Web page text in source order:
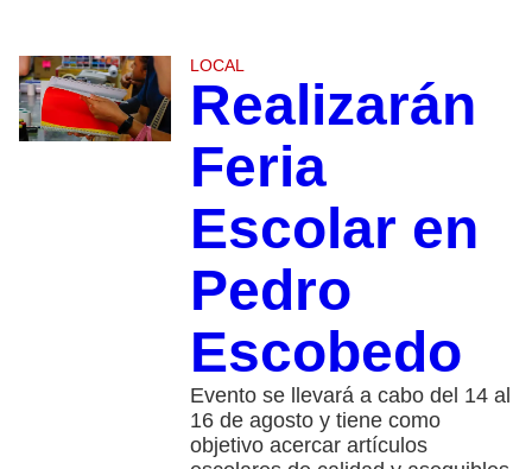
LOCAL
Realizarán
Feria
Escolar en
Pedro
Escobedo
Evento se llevará a cabo del 14 al
16 de agosto y tiene como
objetivo acercar artículos